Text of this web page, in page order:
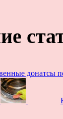
донатсы